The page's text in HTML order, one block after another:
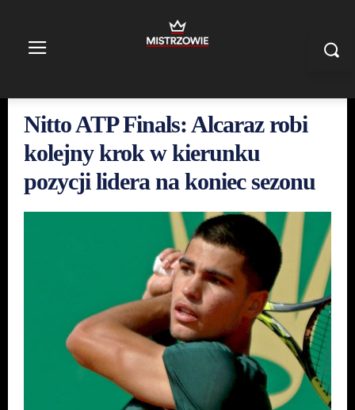
Nitto ATP Finals: Alcaraz robi
kolejny krok w kierunku
pozycji lidera na koniec sezonu